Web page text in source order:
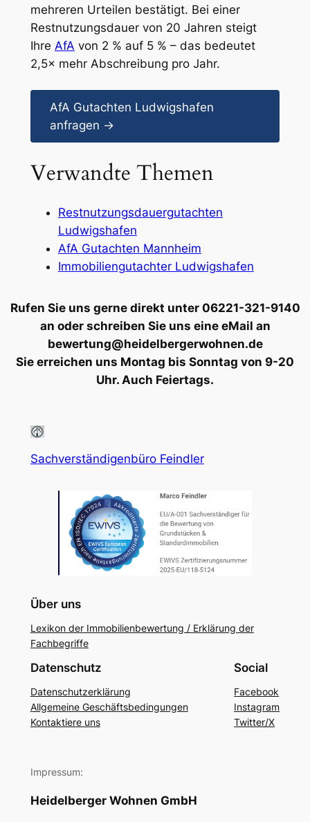
mehreren Urteilen bestätigt. Bei einer
Restnutzungsdauer von 20 Jahren steigt
Ihre AfA von 2 % auf 5 % – das bedeutet
2,5× mehr Abschreibung pro Jahr.
AfA Gutachten Ludwigshafen
anfragen →
Verwandte Themen
Restnutzungsdauergutachten
Ludwigshafen
AfA Gutachten Mannheim
Immobiliengutachter Ludwigshafen
Rufen Sie uns gerne direkt unter 06221-321-9140
an oder schreiben Sie uns eine eMail an
bewertung@heidelbergerwohnen.de
Sie erreichen uns Montag bis Sonntag von 9-20
Uhr. Auch Feiertags.
Sachverständigenbüro Feindler
Über uns
Lexikon der Immobilienbewertung / Erklärung der
Fachbegriffe
Datenschutz
Datenschutzerklärung
Allgemeine Geschäftsbedingungen
Kontaktiere uns
Social
Facebook
Instagram
Twitter/X
Impressum:
Heidelberger Wohnen GmbH